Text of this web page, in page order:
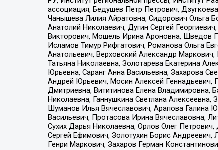
ассоциация, Бедушев Петр Петрович,
Чанышева Лилия Айратовна, Сидорович Ольга
Анатолий Николаевич, Дугин Сергей
Викторович, Мошель Ирина Ароновна, Шведов
Исламов Тимур Рифгатович, Романова Ольга
Анатольевич, Верховский Александр
Татьяна Николаевна, Золотарева Екатерина
Юрьевна, Саранг Анна Васильевна, Захарова
Андрей Юрьевич, Мосин Алексей Геннадьевич,
Дмитриевна, Вититинова Елена Владимировна,
Николаевна, Ганнушкина Светлана
Шуманов Илья Вячеславович, Арапова Галина
Васильевич, Протасова Ирина Вячеславовна,
Сухих Дарья Николаевна, Орлов Олег
Сергей Ефимович, Золотухин Борис
Генри Маркович, Захаров Герман